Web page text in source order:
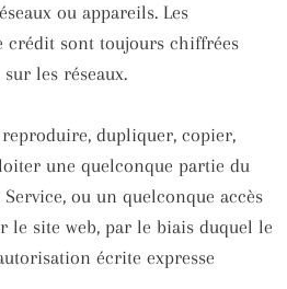
ou appareils. Les
crédit sont toujours chiffrées
les réseaux.
reproduire, dupliquer, copier,
une quelconque partie du
ou un quelconque accès
le site web, par le biais duquel le
écrite expresse